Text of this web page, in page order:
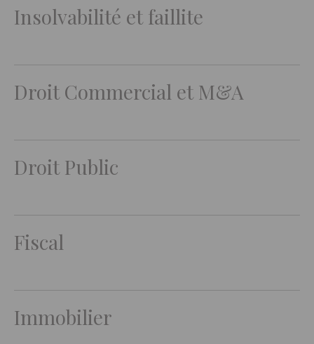
Insolvabilité et faillite
Droit Commercial et M&A
Droit Public
Fiscal
Immobilier